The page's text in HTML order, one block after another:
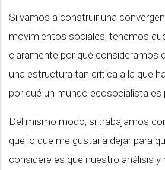
Si vamos a construir una
movimientos sociales, tenemos
claramente por qué consideramos
una estructura tan crítica a la que
por qué un mundo ecosocialista es
Del mismo modo, si trabajamos
que lo que me gustaría dejar para
considere es que nuestro análisis